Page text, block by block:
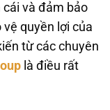
cái và đảm bảo
quyền lợi của
từ các chuyên
là điều rất